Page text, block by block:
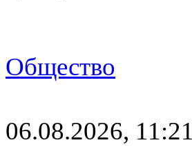
Общество
06.08.2026, 11:21